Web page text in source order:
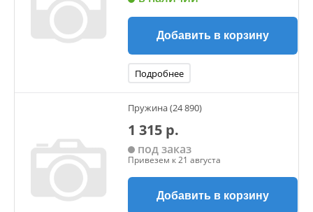
Добавить в корзину
Подробнее
Пружина (24 890)
1 315 р.
под заказ
Привезем к 21 августа
Добавить в корзину